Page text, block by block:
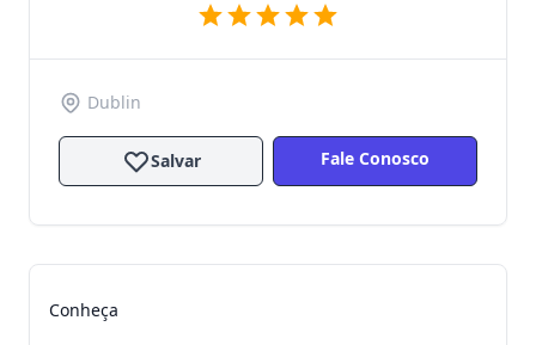
Dublin
Salvar Fale Conosco
Conheça